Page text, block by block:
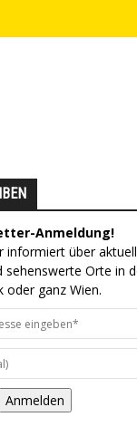
Anmeldung!
informiert über
sehenswerte Orte in
oder ganz Wien.
Anmelden